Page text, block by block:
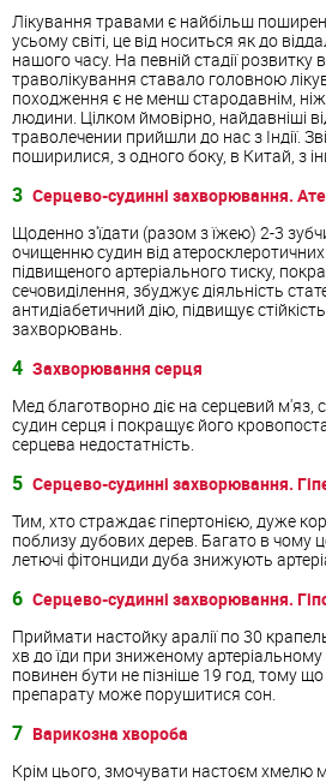
Лікування травами є найбільш
усьому світі, це від носиться як до
нашого часу. На певній стадії розвитку
траволікування ставало головною
походження є не менш стародавнім,
людини. Цілком ймовірно, найдавніші
траволечении прийшли до нас з Індії.
поширилися, з одного боку, в Китай, з
3 Серцево-судинні захворювання.
Щоденно з'їдати (разом з їжею) 2-3
очищенню судин від
підвищеного артеріального тиску,
сечовиділення, збуджує діяльність
антидіабетичний дію, підвищує
захворювань.
4 Захворювання серця
Мед благотворно діє на серцевий
судин серця і покращує його
серцева недостатність.
5 Серцево-судинні захворювання.
Тим, хто страждає гіпертонією, дуже
поблизу дубових дерев. Багато в чому
летючі фітонциди дуба знижують
6 Серцево-судинні захворювання.
Приймати настойку аралії по 30
хв до їди при зниженому
повинен бути не пізніше 19 год, тому що
препарату може порушитися сон.
7 Варикозна хвороба
Крім цього, змочувати настоєм хмелю